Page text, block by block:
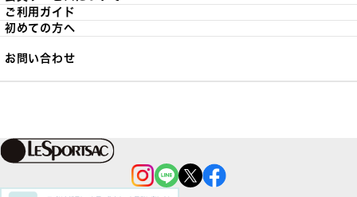
ご利用ガイド
初めての方へ
お問い合わせ